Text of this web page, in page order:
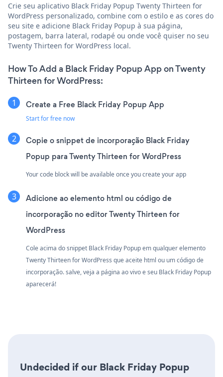
Crie seu aplicativo Black Friday Popup Twenty Thirteen for
WordPress personalizado, combine com o estilo e as cores do
seu site e adicione Black Friday Popup à sua página,
postagem, barra lateral, rodapé ou onde você quiser no seu
Twenty Thirteen for WordPress local.
How To Add a Black Friday Popup App on Twenty
Thirteen for WordPress:
Create a Free Black Friday Popup App
Start for free now
Copie o snippet de incorporação Black Friday
Popup para Twenty Thirteen for WordPress
Your code block will be available once you create your app
Adicione ao elemento html ou código de
incorporação no editor Twenty Thirteen for
WordPress
Cole acima do snippet Black Friday Popup em qualquer elemento
Twenty Thirteen for WordPress que aceite html ou um código de
incorporação. salve, veja a página ao vivo e seu Black Friday Popup
aparecerá!
Undecided if our Black Friday Popup